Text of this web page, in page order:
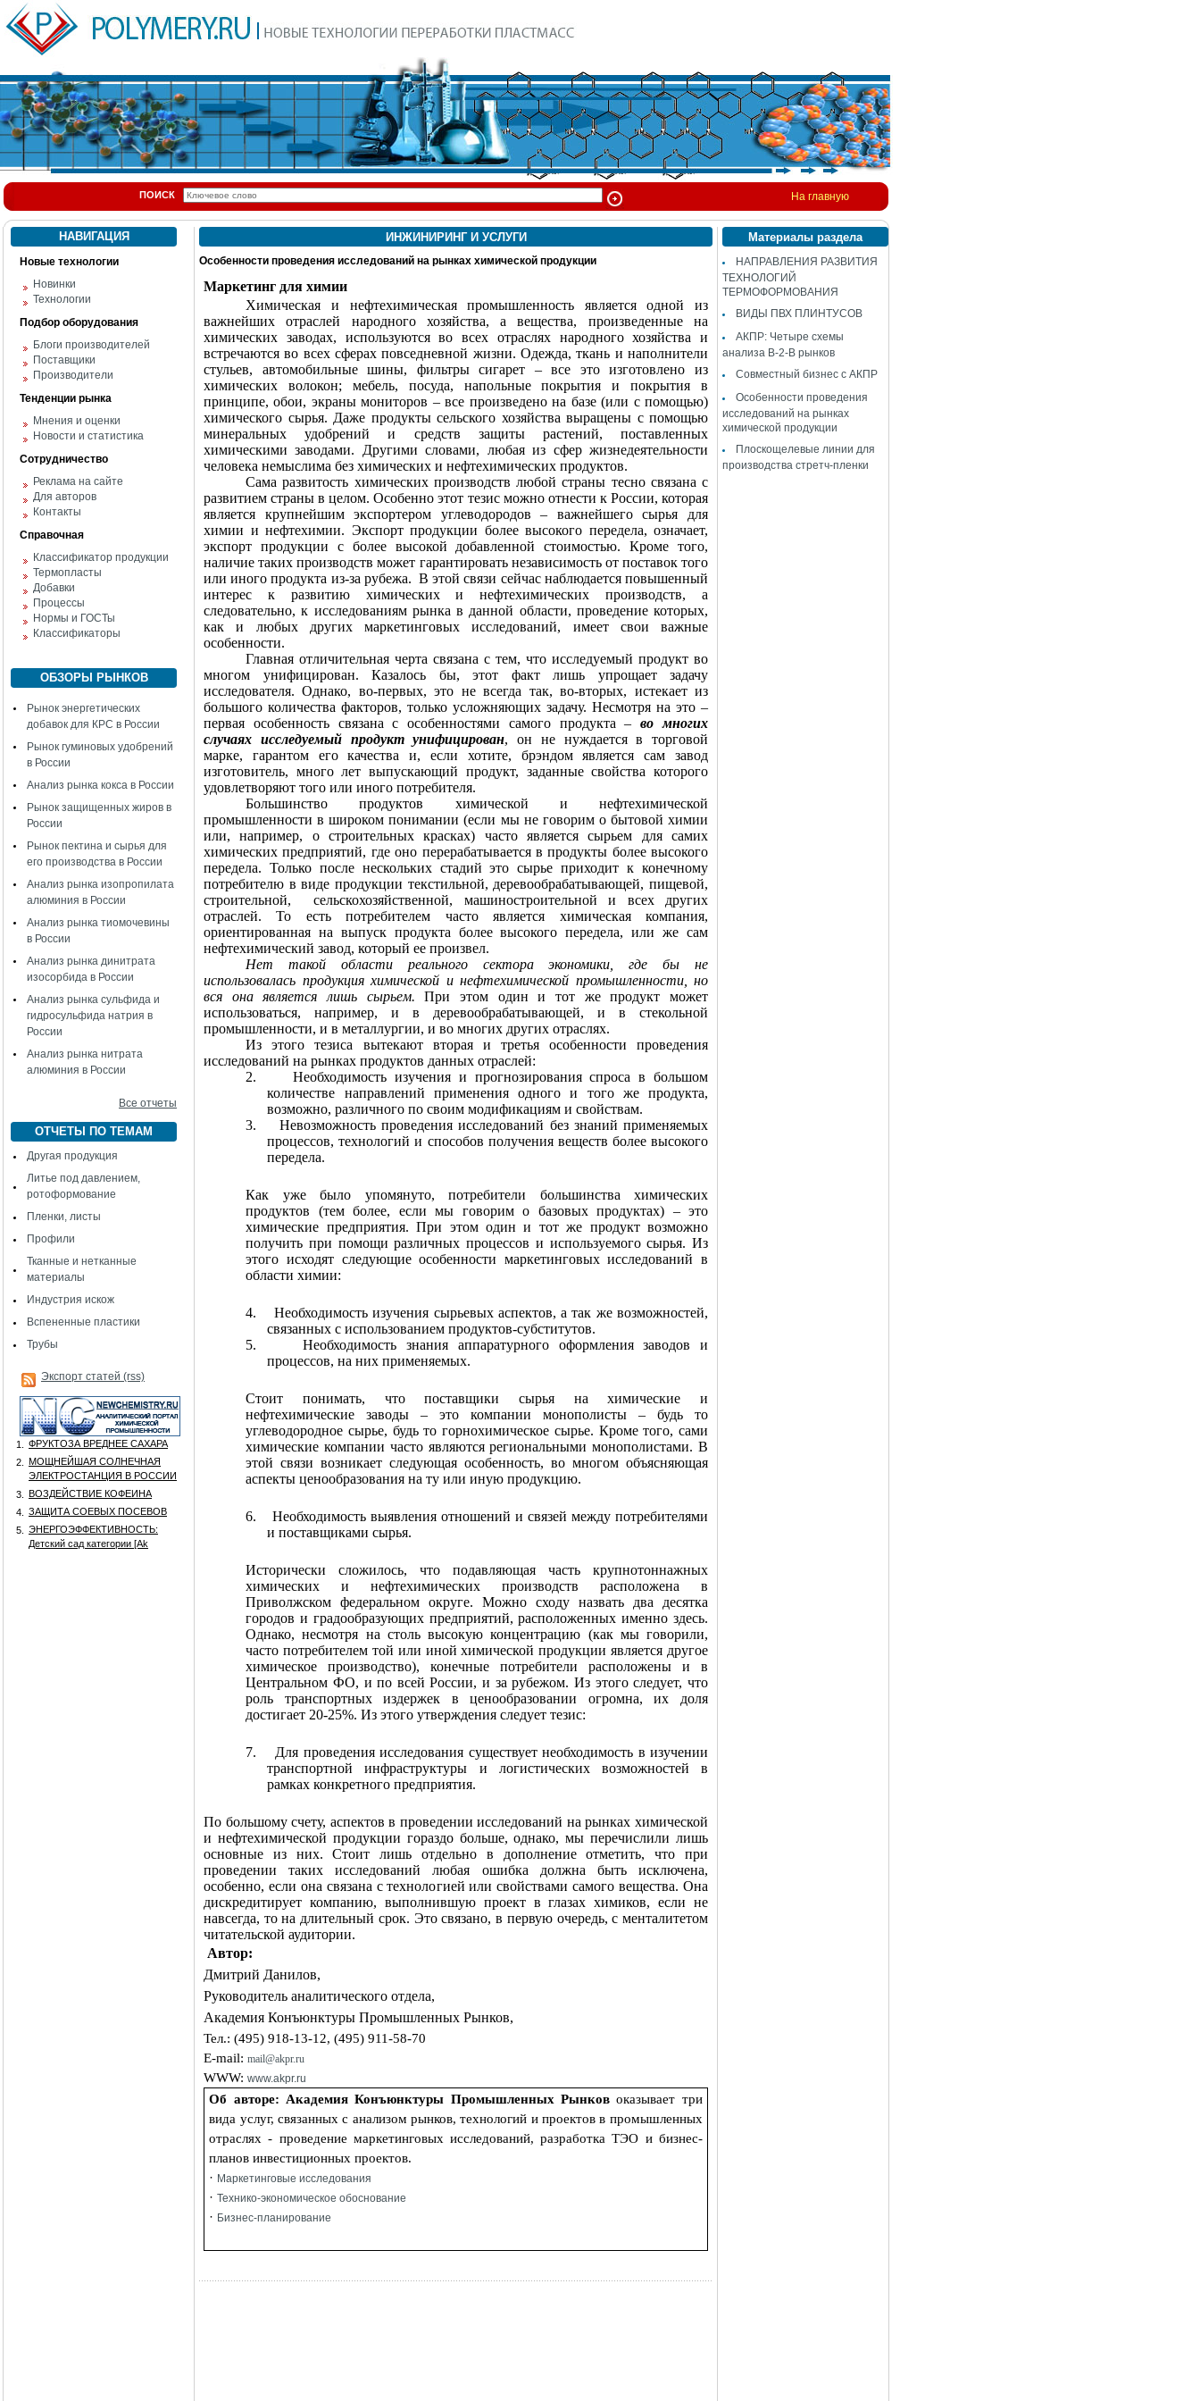
ПОИСК На главную
НАВИГАЦИЯ
Новые технологии
Новинки
Технологии
Подбор оборудования
Блоги производителей
Поставщики
Производители
Тенденции рынка
Мнения и оценки
Новости и статистика
Сотрудничество
Реклама на сайте
Для авторов
Контакты
Справочная
Классификатор продукции
Термопласты
Добавки
Процессы
Нормы и ГОСТы
Классификаторы
ОБЗОРЫ РЫНКОВ
Рынок энергетических
добавок для КРС в России
Рынок гуминовых удобрений
в России
Анализ рынка кокса в России
Рынок защищенных жиров в
России
Рынок пектина и сырья для
его производства в России
Анализ рынка изопропилата
алюминия в России
Анализ рынка тиомочевины
в России
Анализ рынка динитрата
изосорбида в России
Анализ рынка сульфида и
гидросульфида натрия в
России
Анализ рынка нитрата
алюминия в России
Все отчеты
ОТЧЕТЫ ПО ТЕМАМ
Другая продукция
Литье под давлением,
ротоформование
Пленки, листы
Профили
Тканные и нетканные
материалы
Индустрия искож
Вспененные пластики
Трубы
Экспорт статей (rss)
1.
ФРУКТОЗА ВРЕДНЕЕ САХАРА
2.
МОЩНЕЙШАЯ СОЛНЕЧНАЯ
ЭЛЕКТРОСТАНЦИЯ В РОССИИ
3.
ВОЗДЕЙСТВИЕ КОФЕИНА
4.
ЗАЩИТА СОЕВЫХ ПОСЕВОВ
5.
ЭНЕРГОЭФФЕКТИВНОСТЬ:
Детский сад категории [Аk
ИНЖИНИРИНГ И УСЛУГИ
Особенности проведения исследований на рынках химической продукции
Маркетинг для химии
Химическая и нефтехимическая промышленность является одной из
важнейших отраслей народного хозяйства, а вещества, произведенные на
химических заводах, используются во всех отраслях народного хозяйства и
встречаются во всех сферах повседневной жизни. Одежда, ткань и наполнители
стульев, автомобильные шины, фильтры сигарет – все это изготовлено из
химических волокон; мебель, посуда, напольные покрытия и покрытия в
принципе, обои, экраны мониторов – все произведено на базе (или с помощью)
химического сырья. Даже продукты сельского хозяйства выращены с помощью
минеральных удобрений и средств защиты растений, поставленных
химическими заводами. Другими словами, любая из сфер жизнедеятельности
человека немыслима без химических и нефтехимических продуктов.
Сама развитость химических производств любой страны тесно связана с
развитием страны в целом. Особенно этот тезис можно отнести к России, которая
является крупнейшим экспортером углеводородов – важнейшего сырья для
химии и нефтехимии. Экспорт продукции более высокого передела, означает,
экспорт продукции с более высокой добавленной стоимостью. Кроме того,
наличие таких производств может гарантировать независимость от поставок того
или иного продукта из-за рубежа. В этой связи сейчас наблюдается повышенный
интерес к развитию химических и нефтехимических производств, а
следовательно, к исследованиям рынка в данной области, проведение которых,
как и любых других маркетинговых исследований, имеет свои важные
особенности.
Главная отличительная черта связана с тем, что исследуемый продукт во
многом унифицирован. Казалось бы, этот факт лишь упрощает задачу
исследователя. Однако, во-первых, это не всегда так, во-вторых, истекает из
большого количества факторов, только усложняющих задачу. Несмотря на это –
первая особенность связана с особенностями самого продукта –во многих
случаях исследуемый продукт унифицирован, он не нуждается в торговой
марке, гарантом его качества и, если хотите, брэндом является сам завод
изготовитель, много лет выпускающий продукт, заданные свойства которого
удовлетворяют того или иного потребителя.
Большинство продуктов химической и нефтехимической
промышленности в широком понимании (если мы не говорим о бытовой химии
или, например, о строительных красках) часто является сырьем для самих
химических предприятий, где оно перерабатывается в продукты более высокого
передела. Только после нескольких стадий это сырье приходит к конечному
потребителю в виде продукции текстильной, деревообрабатывающей, пищевой,
строительной,
сельскохозяйственной, машиностроительной и всех других
отраслей. То есть потребителем часто является химическая компания,
ориентированная на выпуск продукта более высокого передела, или же сам
нефтехимический завод, который ее произвел.
Нет такой области реального сектора экономики, где бы не
использовалась продукция химической и нефтехимической промышленности, но
вся она является лишь сырьем. При этом один и тот же продукт может
использоваться, например, и в деревообрабатывающей, и в стекольной
промышленности, и в металлургии, и во многих других отраслях.
Из этого тезиса вытекают вторая и третья особенности проведения
исследований на рынках продуктов данных отраслей:
2.
Необходимость изучения и прогнозирования спроса в большом
количестве направлений применения одного и того же продукта,
возможно, различного по своим модификациям и свойствам.
3.
Невозможность проведения исследований без знаний применяемых
процессов, технологий и способов получения веществ более высокого
передела.
Как уже было упомянуто, потребители большинства химических
продуктов (тем более, если мы говорим о базовых продуктах) – это
химические предприятия. При этом один и тот же продукт возможно
получить при помощи различных процессов и используемого сырья. Из
этого исходят следующие особенности маркетинговых исследований в
области химии:
4.
Необходимость изучения сырьевых аспектов, а так же возможностей,
связанных с использованием продуктов-субститутов.
5.
Необходимость знания аппаратурного оформления заводов и
процессов, на них применяемых.
Стоит понимать, что поставщики сырья на химические и
нефтехимические заводы – это компании монополисты – будь то
углеводородное сырье, будь то горнохимическое сырье. Кроме того, сами
химические компании часто являются региональными монополистами. В
этой связи возникает следующая особенность, во многом объясняющая
аспекты ценообразования на ту или иную продукцию.
6.
Необходимость выявления отношений и связей между потребителями
и поставщиками сырья.
Исторически сложилось, что подавляющая часть крупнотоннажных
химических и нефтехимических производств расположена в
Приволжском федеральном округе. Можно сходу назвать два десятка
городов и градообразующих предприятий, расположенных именно здесь.
Однако, несмотря на столь высокую концентрацию (как мы говорили,
часто потребителем той или иной химической продукции является другое
химическое производство), конечные потребители расположены и в
Центральном ФО, и по всей России, и за рубежом. Из этого следует, что
роль транспортных издержек в ценообразовании огромна, их доля
достигает 20-25%. Из этого утверждения следует тезис:
7.
Для проведения исследования существует необходимость в изучении
транспортной инфраструктуры и логистических возможностей в
рамках конкретного предприятия.
По большому счету, аспектов в проведении исследований на рынках химической
и нефтехимической продукции гораздо больше, однако, мы перечислили лишь
основные из них. Стоит лишь отдельно в дополнение отметить, что при
проведении таких исследований любая ошибка должна быть исключена,
особенно, если она связана с технологией или свойствами самого вещества. Она
дискредитирует компанию, выполнившую проект в глазах химиков, если не
навсегда, то на длительный срок. Это связано, в первую очередь, с менталитетом
читательской аудитории.
Автор:
Дмитрий Данилов,
Руководитель аналитического отдела,
Академия Конъюнктуры Промышленных Рынков,
Тел.: (495) 918-13-12, (495) 911-58-70
E-mail: mail@akpr.ru
WWW: www.akpr.ru
Об авторе: Академия Конъюнктуры Промышленных Рынков оказывает три
вида услуг, связанных с анализом рынков, технологий и проектов в промышленных
отраслях - проведение маркетинговых исследований, разработка ТЭО и бизнес-
планов инвестиционных проектов.
· Маркетинговые исследования
·Технико-экономическое обоснование
· Бизнес-планирование
Материалы раздела
НАПРАВЛЕНИЯ РАЗВИТИЯ
ТЕХНОЛОГИЙ
ТЕРМОФОРМОВАНИЯ
ВИДЫ ПВХ ПЛИНТУСОВ
АКПР: Четыре схемы
анализа B-2-B рынков
Совместный бизнес с АКПР
Особенности проведения
исследований на рынках
химической продукции
Плоскощелевые линии для
производства стретч-пленки